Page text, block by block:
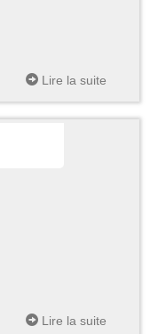
Lire la suite
Lire la suite